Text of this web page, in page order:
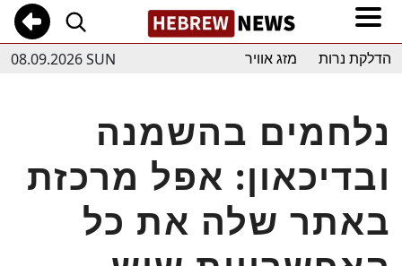
08.09.2026 SUN הדלקת נרות מזג אוויר
נלחמים בהשמנה
ובדיכאון: אפל מרכזת
באתר שלה את כל